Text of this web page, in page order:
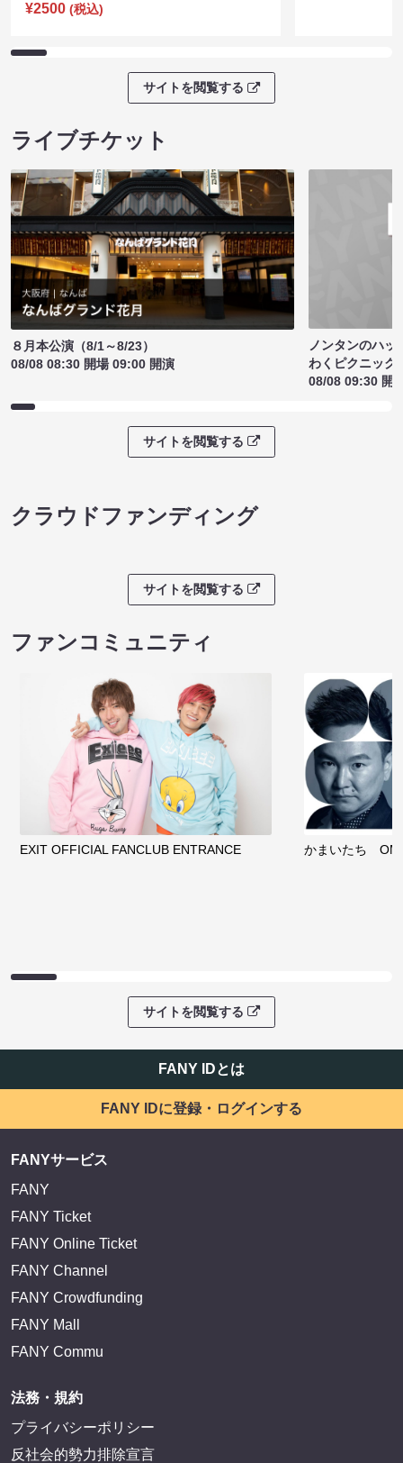
¥2500 (税込)
サイトを閲覧する
ライブチケット
８月本公演（8/1～8/23）
08/08 08:30 開場 09:00 開演
ノンタンのハッ
わくピクニック
08/08 09:30 開
サイトを閲覧する
クラウドファンディング
サイトを閲覧する
ファンコミュニティ
EXIT OFFICIAL FANCLUB ENTRANCE かまいたち
サイトを閲覧する
FANY IDとは
FANY IDに登録・ログインする
FANYサービス
FANY
FANY Ticket
FANY Online Ticket
FANY Channel
FANY Crowdfunding
FANY Mall
FANY Commu
法務・規約
プライバシーポリシー
反社会的勢力排除宣言